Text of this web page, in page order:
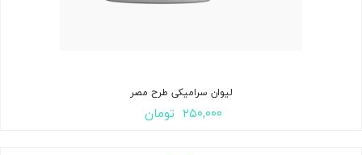
لیوان سرامیکی طرح مصر
۲۵۰,۰۰۰ تومان